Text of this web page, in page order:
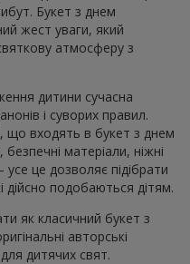
Букет з днем
жест уваги, який
атмосферу з
дитини сучасна
і суворих правил.
що входять в букет з днем
матеріали, ніжні
це дозволяє підібрати
дійсно подобаються дітям.
як класичний букет з
авторські
дитячих свят.